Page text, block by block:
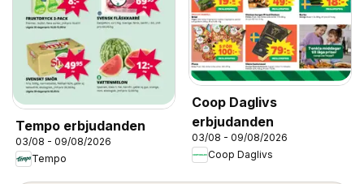
Tempo erbjudanden
03/08 - 09/08/2026
Tempo
Coop Daglivs
erbjudanden
03/08 - 09/08/2026
Coop Daglivs